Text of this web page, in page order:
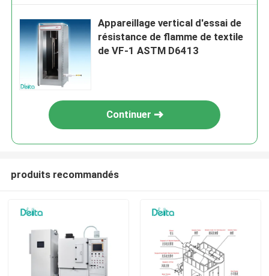
Appareillage vertical d'essai de
résistance de flamme de textile
de VF-1 ASTM D6413
Continuer
produits recommandés